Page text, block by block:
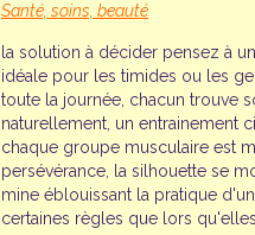
Santé, soins, beauté
la solution à décider pensez à
idéale pour les timides ou les
toute la journée, chacun trouve
naturellement, un entrainement
chaque groupe musculaire est
persévérance, la silhouette se
mine éblouissant la pratique
certaines règles que lors